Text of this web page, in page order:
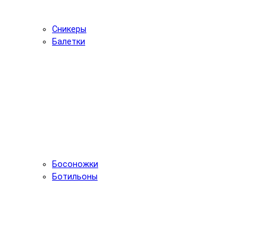
Сникеры
Балетки
Босоножки
Ботильоны